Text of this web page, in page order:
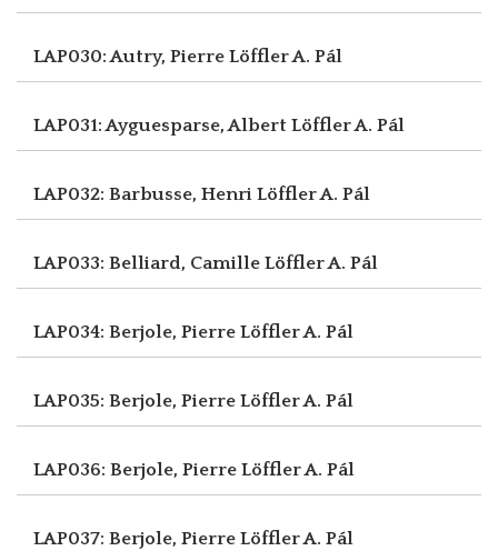
LAP030: Autry, Pierre Löffler A. Pál
LAP031: Ayguesparse, Albert Löffler A. Pál
LAP032: Barbusse, Henri Löffler A. Pál
LAP033: Belliard, Camille Löffler A. Pál
LAP034: Berjole, Pierre Löffler A. Pál
LAP035: Berjole, Pierre Löffler A. Pál
LAP036: Berjole, Pierre Löffler A. Pál
LAP037: Berjole, Pierre Löffler A. Pál